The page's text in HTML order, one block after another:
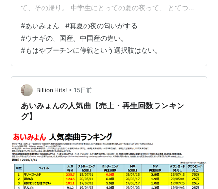
て、その帰り。 中学生にとっての夏の夜って、 とてつも
る？なんて言いながら自転車でウロウロして、 でも、田
舎だから遊ぶところなんて何にもないんです。 ただその
近所に、全国に数十台しかないという、 貴重な、うどん
の自動販売機 があって。 結局そこでなけなしのコインを
集めて、一杯のうどんを数人で食った あの、昆布だしの
匂い。 この曲は、ゲゲ…
#あいみょん #真夏の夜の匂いがする
#ウナギの、国産、中国産の違い。
#もはやプーチンに停戦という選択肢はない。
Billion Hits! • 15日前
あいみょんの人気曲【売上・再生回数ランキン
グ】